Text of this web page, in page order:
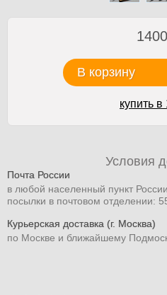
1400
В корзину
купить в
Условия
Почта России
в любой населенный пункт
посылки в почтовом отделении:
Курьерская доставка (г. Москва)
по Москве и ближайшему